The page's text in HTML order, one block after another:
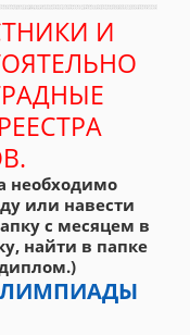
И
необходимо
или навести
с месяцем в
найти в папке